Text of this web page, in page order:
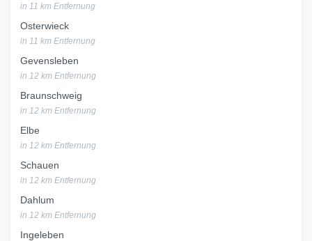
in 11 km Entfernung
Osterwieck
in 11 km Entfernung
Gevensleben
in 12 km Entfernung
Braunschweig
in 12 km Entfernung
Elbe
in 12 km Entfernung
Schauen
in 12 km Entfernung
Dahlum
in 12 km Entfernung
Ingeleben